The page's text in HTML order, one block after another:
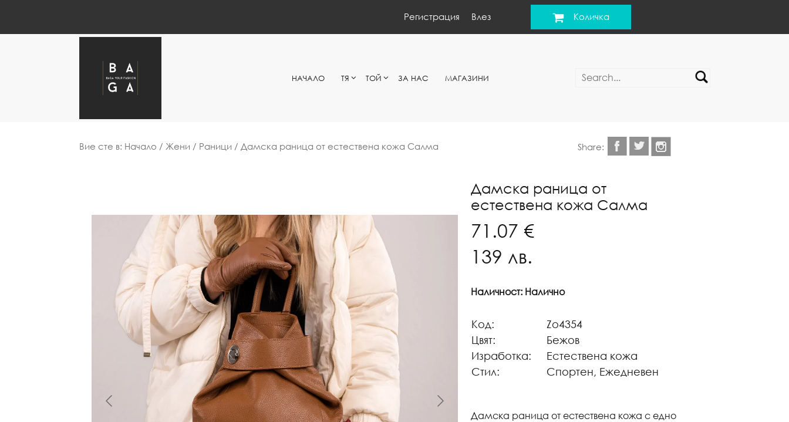
Регистрация Влез Количка
НАЧАЛО ТЯ ТОЙ ЗА НАС МАГАЗИНИ
Вие сте в: Начало / Жени / Раници / Дамска раница от естествена кожа Салма Share:
Дамска раница от
естествена кожа Салма
71.07 €
139 лв.
Наличност: Налично
Код:
Zo4354
Цвят:
Бежов
Изработка:
Естествена кожа
Стил:
Спортен, Ежедневен
Дамска раница от естествена кожа с едно